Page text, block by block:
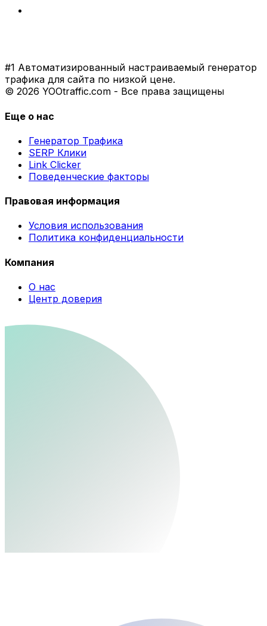
#1 Автоматизированный настраиваемый генератор
трафика для сайта по низкой цене.
© 2026 YOOtraffic.com - Все права защищены
Еще о нас
Генератор Трафика
SERP Клики
Link Clicker
Поведенческие факторы
Правовая информация
Условия использования
Политика конфиденциальности
Компания
О нас
Центр доверия